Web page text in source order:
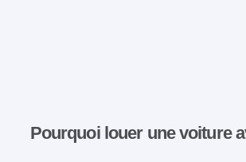
Pourquoi louer une voiture